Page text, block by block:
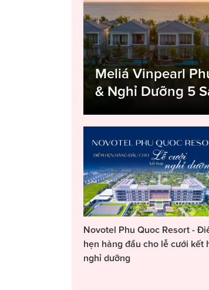
Meliá Vinpearl
& Nghỉ Dưỡng 5
Novotel Phu Quoc Resort -
hẹn hàng đầu cho lễ cưới kết
nghỉ dưỡng